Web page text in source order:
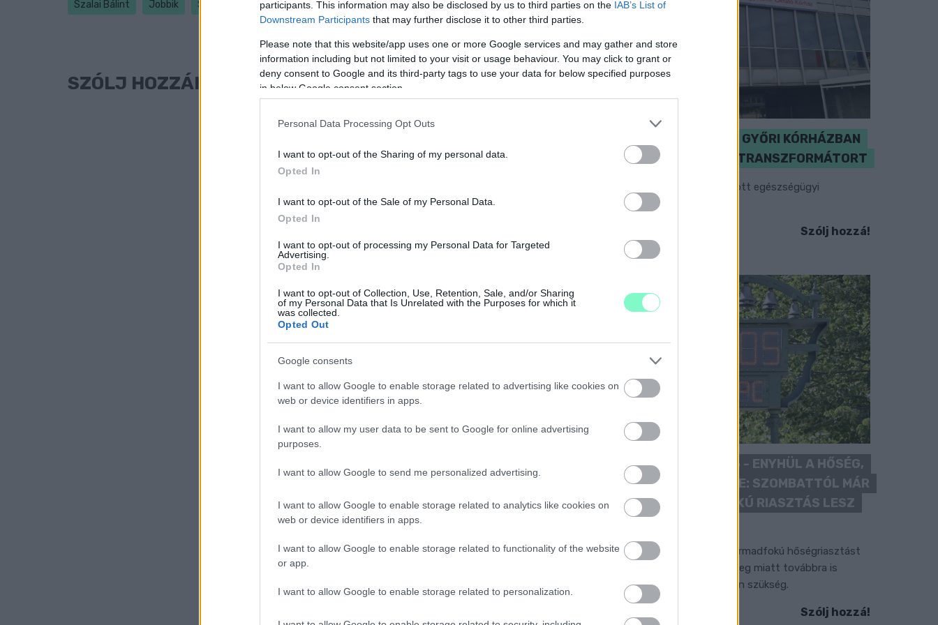
participants. This information may also be disclosed by us to third parties on the IAB’s List of
Downstream Participants that may further disclose it to other third parties.
Please note that this website/app uses one or more Google services and may gather and store
information including but not limited to your visit or usage behaviour. You may click to grant or
deny consent to Google and its third-party tags to use your data for below specified purposes
in below Google consent section.
Personal Data Processing Opt Outs
I want to opt-out of the Sharing of my personal data.
Opted In
I want to opt-out of the Sale of my Personal Data.
Opted In
I want to opt-out of processing my Personal Data for Targeted
Advertising.
Opted In
I want to opt-out of Collection, Use, Retention, Sale, and/or Sharing
of my Personal Data that Is Unrelated with the Purposes for which it
was collected.
Opted Out
Google consents
I want to allow Google to enable storage related to advertising like cookies on
web or device identifiers in apps.
I want to allow my user data to be sent to Google for online advertising
purposes.
I want to allow Google to send me personalized advertising.
I want to allow Google to enable storage related to analytics like cookies on
web or device identifiers in apps.
I want to allow Google to enable storage related to functionality of the website
or app.
I want to allow Google to enable storage related to personalization.
Szalai Bálint Jobbik Szombathely
SZÓLJ HOZZÁ!
KICSERÉLTÉK A GYŐRI KÓRHÁZBAN
MEGHIBÁSODOTT TRANSZFORMÁTORT
Megkezdték az elhalasztott egészségügyi
ellátásokat.
Szólj hozzá!
KÁNIKULA 2026 - ENYHÜL A HŐSÉG,
DE MÉG NINCS VÉGE: SZOMBATTÓL MÁR
“CSAK” MÁSODFOKÚ RIASZTÁS LESZ
A július vége óta tartó harmadfokú hőségriasztást
mérséklik, de a tartós meleg miatt továbbra is
fokozott óvatosságra van szükség.
Szólj hozzá!